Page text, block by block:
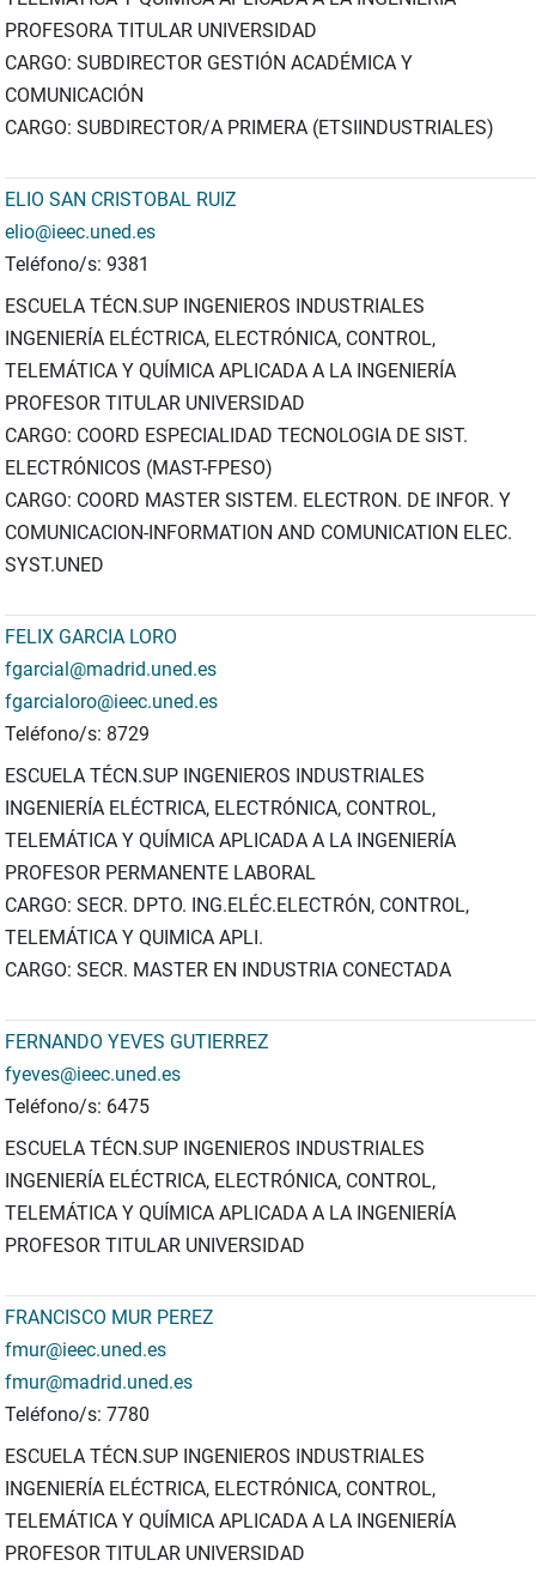
PROFESORA TITULAR UNIVERSIDAD
CARGO: SUBDIRECTOR GESTIÓN ACADÉMICA Y
COMUNICACIÓN
CARGO: SUBDIRECTOR/A PRIMERA (ETSIINDUSTRIALES)
ELIO SAN CRISTOBAL RUIZ
elio@ieec.uned.es
Teléfono/s: 9381
ESCUELA TÉCN.SUP INGENIEROS INDUSTRIALES
INGENIERÍA ELÉCTRICA, ELECTRÓNICA, CONTROL,
TELEMÁTICA Y QUÍMICA APLICADA A LA INGENIERÍA
PROFESOR TITULAR UNIVERSIDAD
CARGO: COORD ESPECIALIDAD TECNOLOGIA DE SIST.
ELECTRÓNICOS (MAST-FPESO)
CARGO: COORD MASTER SISTEM. ELECTRON. DE INFOR. Y
COMUNICACION-INFORMATION AND COMUNICATION ELEC.
SYST.UNED
FELIX GARCIA LORO
fgarcial@madrid.uned.es
fgarcialoro@ieec.uned.es
Teléfono/s: 8729
ESCUELA TÉCN.SUP INGENIEROS INDUSTRIALES
INGENIERÍA ELÉCTRICA, ELECTRÓNICA, CONTROL,
TELEMÁTICA Y QUÍMICA APLICADA A LA INGENIERÍA
PROFESOR PERMANENTE LABORAL
CARGO: SECR. DPTO. ING.ELÉC.ELECTRÓN, CONTROL,
TELEMÁTICA Y QUIMICA APLI.
CARGO: SECR. MASTER EN INDUSTRIA CONECTADA
FERNANDO YEVES GUTIERREZ
fyeves@ieec.uned.es
Teléfono/s: 6475
ESCUELA TÉCN.SUP INGENIEROS INDUSTRIALES
INGENIERÍA ELÉCTRICA, ELECTRÓNICA, CONTROL,
TELEMÁTICA Y QUÍMICA APLICADA A LA INGENIERÍA
PROFESOR TITULAR UNIVERSIDAD
FRANCISCO MUR PEREZ
fmur@ieec.uned.es
fmur@madrid.uned.es
Teléfono/s: 7780
ESCUELA TÉCN.SUP INGENIEROS INDUSTRIALES
INGENIERÍA ELÉCTRICA, ELECTRÓNICA, CONTROL,
TELEMÁTICA Y QUÍMICA APLICADA A LA INGENIERÍA
PROFESOR TITULAR UNIVERSIDAD